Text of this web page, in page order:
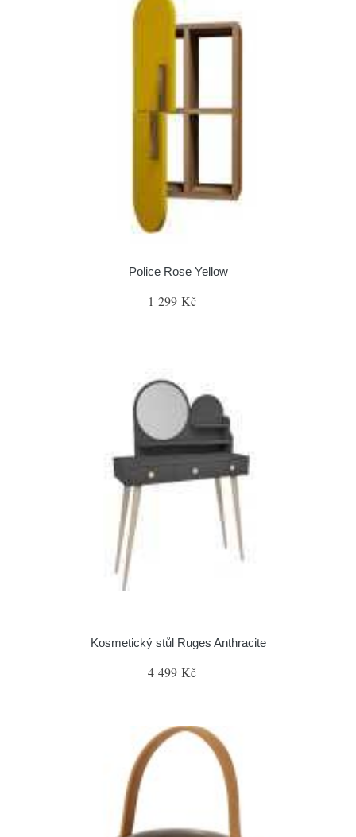
Police Rose Yellow
1 299 Kč
Kosmetický stůl Ruges Anthracite
4 499 Kč